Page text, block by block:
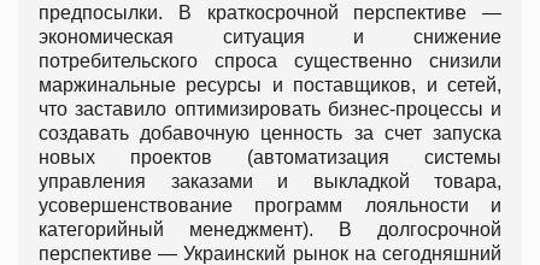
предпосылки. В краткосрочной перспективе —
экономическая ситуация и снижение
потребительского спроса существенно снизили
маржинальные ресурсы и поставщиков, и сетей,
что заставило оптимизировать бизнес-процессы и
создавать добавочную ценность за счет запуска
новых проектов (автоматизация системы
управления заказами и выкладкой товара,
усовершенствование программ лояльности и
категорийный менеджмент). В долгосрочной
перспективе — Украинский рынок на сегодняшний